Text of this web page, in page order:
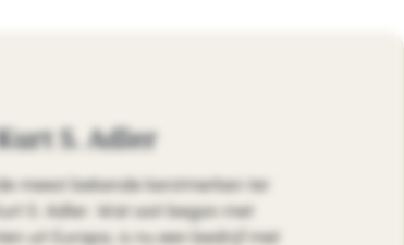
S. Adler
meest bekende kerstmerken ter
S. Adler. Wat ooit begon met
uit Europa, is nu een bedrijf met